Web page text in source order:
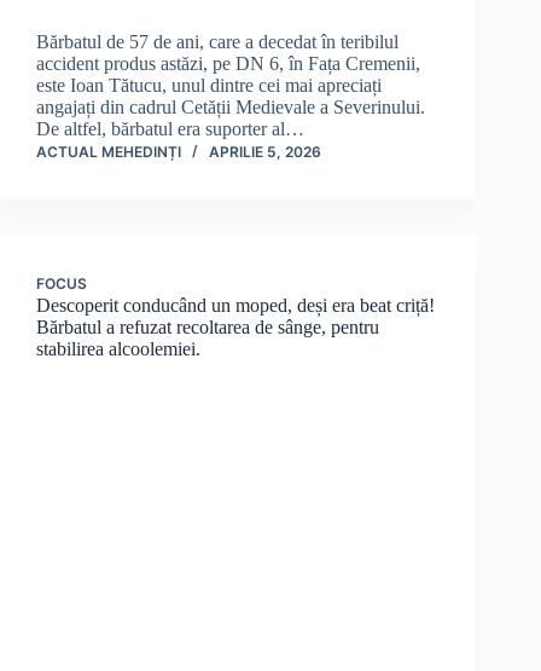
Bărbatul de 57 de ani, care a decedat în teribilul
accident produs astăzi, pe DN 6, în Fața Cremenii,
este Ioan Tătucu, unul dintre cei mai apreciați
angajați din cadrul Cetății Medievale a Severinului.
De altfel, bărbatul era suporter al…
ACTUAL MEHEDINȚI APRILIE 5, 2026
FOCUS
Descoperit conducând un moped, deși era beat criță!
Bărbatul a refuzat recoltarea de sânge, pentru
stabilirea alcoolemiei.